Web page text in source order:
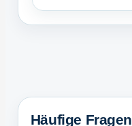
Häufige Fragen